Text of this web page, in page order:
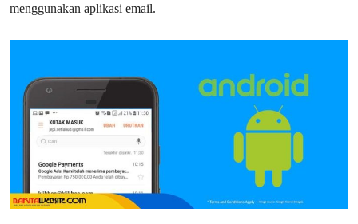
menggunakan aplikasi email.